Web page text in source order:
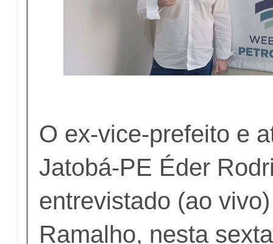
O ex-vice-prefeito e
Jatobá-PE Éder
entrevistado (ao
Ramalho, nesta